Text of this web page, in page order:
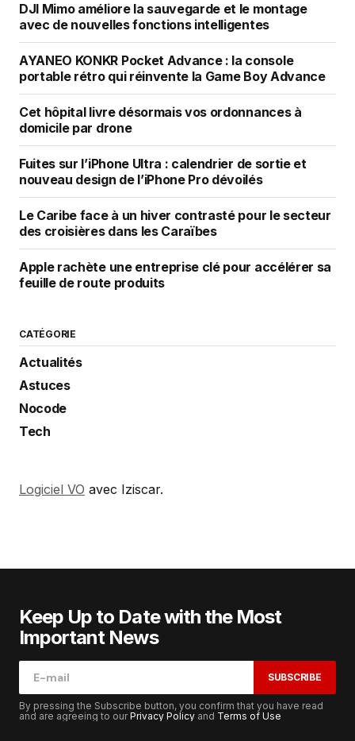
DJI Mimo améliore la sauvegarde et le montage
avec de nouvelles fonctions intelligentes
AYANEO KONKR Pocket Advance : la console
portable rétro qui réinvente la Game Boy Advance
Cet hôpital livre désormais vos ordonnances à
domicile par drone
Fuites sur l’iPhone Ultra : calendrier de sortie et
nouveau design de l’iPhone Pro dévoilés
Le Caribe face à un hiver contrasté pour le secteur
des croisières dans les Caraïbes
Apple rachète une entreprise clé pour accélérer sa
feuille de route produits
CATÉGORIE
Actualités
Astuces
Nocode
Tech
Logiciel VO avec Iziscar.
Keep Up to Date with the Most
Important News
SUBSCRIBE
By pressing the Subscribe button, you confirm that you have read
and are agreeing to ourPrivacy Policy and Terms of Use